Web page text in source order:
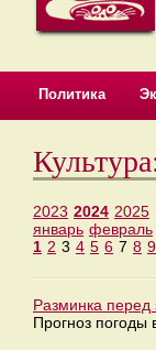
Политика
2023 2024 2025
январь февраль
1 2 3 4 5 6 7 8 9
Разминка перед
Прогноз погоды